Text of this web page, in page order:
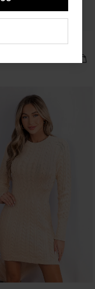
col rond